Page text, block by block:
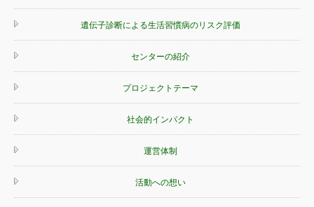
遺伝子診断による生活習慣病のリスク評価
センターの紹介
プロジェクトテーマ
社会的インパクト
運営体制
活動への想い